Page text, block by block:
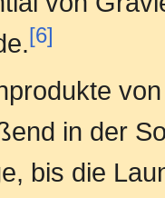
[6]
in der
bis die